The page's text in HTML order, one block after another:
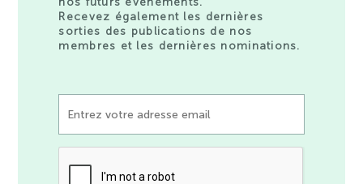
Recevez également les dernières
sorties des publications de nos
membres et les dernières nominations.